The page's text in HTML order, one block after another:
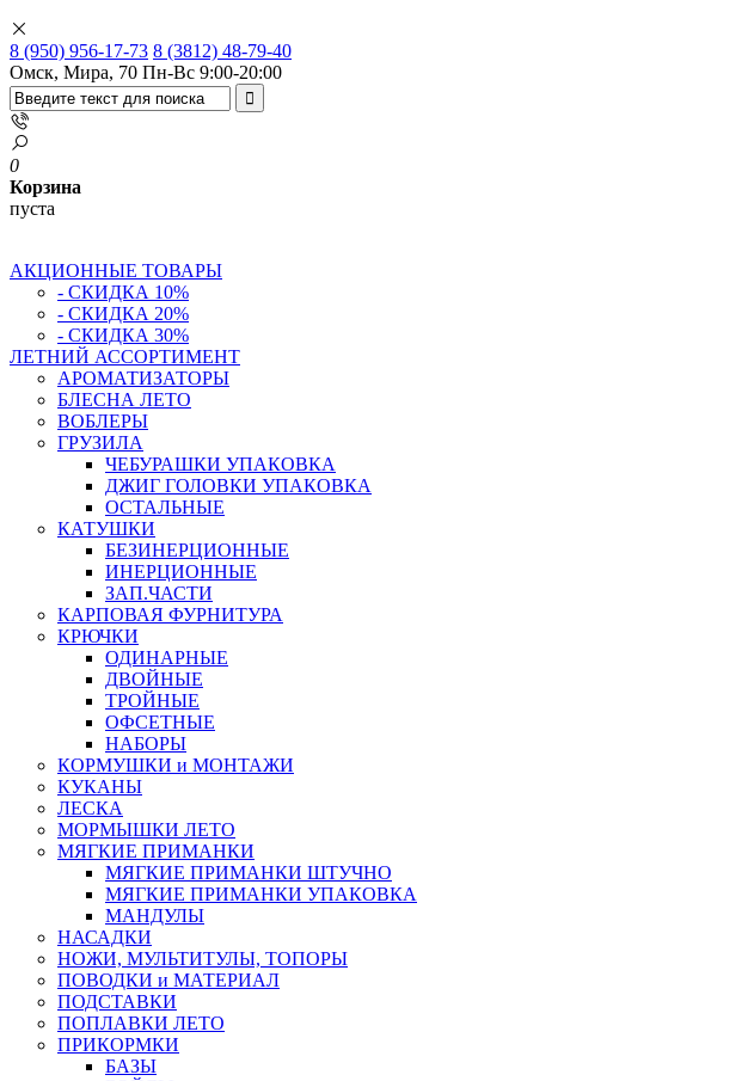
8 (950) 956-17-73 8 (3812) 48-79-40
Омск, Мира, 70 Пн-Вс 9:00-20:00
0
Корзина
пуста
АКЦИОННЫЕ ТОВАРЫ
- СКИДКА 10%
- СКИДКА 20%
- СКИДКА 30%
ЛЕТНИЙ АССОРТИМЕНТ
АРОМАТИЗАТОРЫ
БЛЕСНА ЛЕТО
ВОБЛЕРЫ
ГРУЗИЛА
ЧЕБУРАШКИ УПАКОВКА
ДЖИГ ГОЛОВКИ УПАКОВКА
ОСТАЛЬНЫЕ
КАТУШКИ
БЕЗИНЕРЦИОННЫЕ
ИНЕРЦИОННЫЕ
ЗАП.ЧАСТИ
КАРПОВАЯ ФУРНИТУРА
КРЮЧКИ
ОДИНАРНЫЕ
ДВОЙНЫЕ
ТРОЙНЫЕ
ОФСЕТНЫЕ
НАБОРЫ
КОРМУШКИ и МОНТАЖИ
КУКАНЫ
ЛЕСКА
МОРМЫШКИ ЛЕТО
МЯГКИЕ ПРИМАНКИ
МЯГКИЕ ПРИМАНКИ ШТУЧНО
МЯГКИЕ ПРИМАНКИ УПАКОВКА
МАНДУЛЫ
НАСАДКИ
НОЖИ, МУЛЬТИТУЛЫ, ТОПОРЫ
ПОВОДКИ и МАТЕРИАЛ
ПОДСТАВКИ
ПОПЛАВКИ ЛЕТО
ПРИКОРМКИ
БАЗЫ